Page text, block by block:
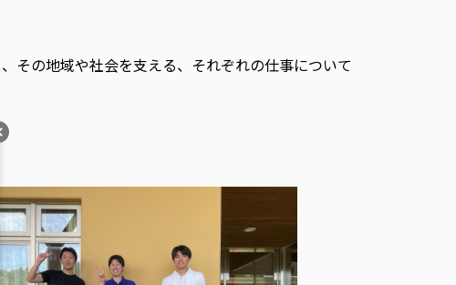
その地域や社会を支える、それぞれの仕事について